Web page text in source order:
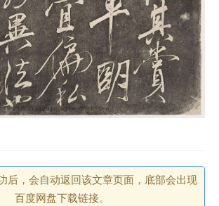
后，会自动返回该文章页面，底部会出现
百度网盘下载链接。